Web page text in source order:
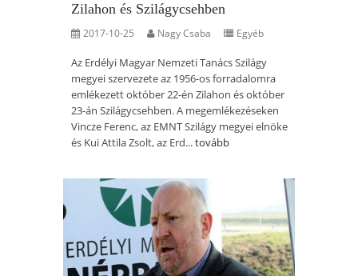
Zilahon és Szilágycsehben
2017-10-25 Nagy Csaba Egyéb
Az Erdélyi Magyar Nemzeti Tanács Szilágy
megyei szervezete az 1956-os forradalomra
emlékezett október 22-én Zilahon és október
23-án Szilágycsehben. A megemlékezéseken
Vincze Ferenc, az EMNT Szilágy megyei elnöke
és Kui Attila Zsolt, az Erd...tovább